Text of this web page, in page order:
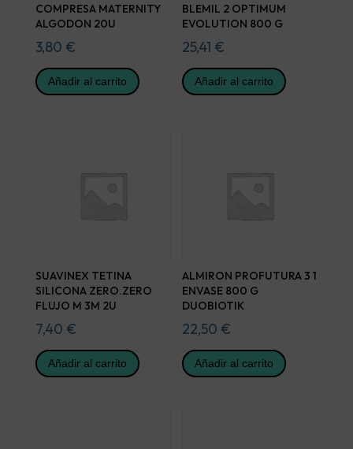
COMPRESA MATERNITY
ALGODON 20U
3,80 €
Añadir al carrito
BLEMIL 2 OPTIMUM
EVOLUTION 800 G
25,41 €
Añadir al carrito
SUAVINEX TETINA
SILICONA ZERO.ZERO
FLUJO M 3M 2U
7,40 €
Añadir al carrito
ALMIRON PROFUTURA 3 1
ENVASE 800 G
DUOBIOTIK
22,50 €
Añadir al carrito